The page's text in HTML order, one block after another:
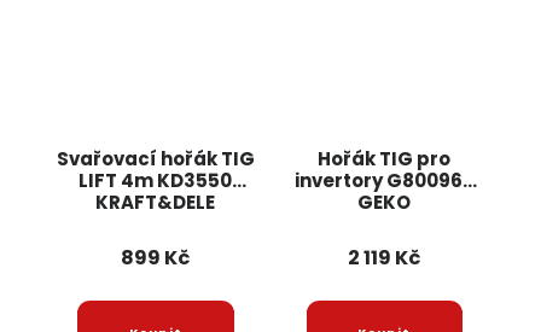
Svařovací hořák TIG
LIFT 4m KD3550
KRAFT&DELE
899 Kč
Hořák TIG pro
invertory G80096B
GEKO
2 119 Kč